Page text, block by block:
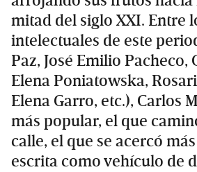
mitad del siglo XXI. Entre
intelectuales de este
Paz, José Emilio Pacheco,
Elena Poniatowska,
Elena Garro, etc.), Carlos
más popular, el que
calle, el que se acercó
escrita como vehículo de